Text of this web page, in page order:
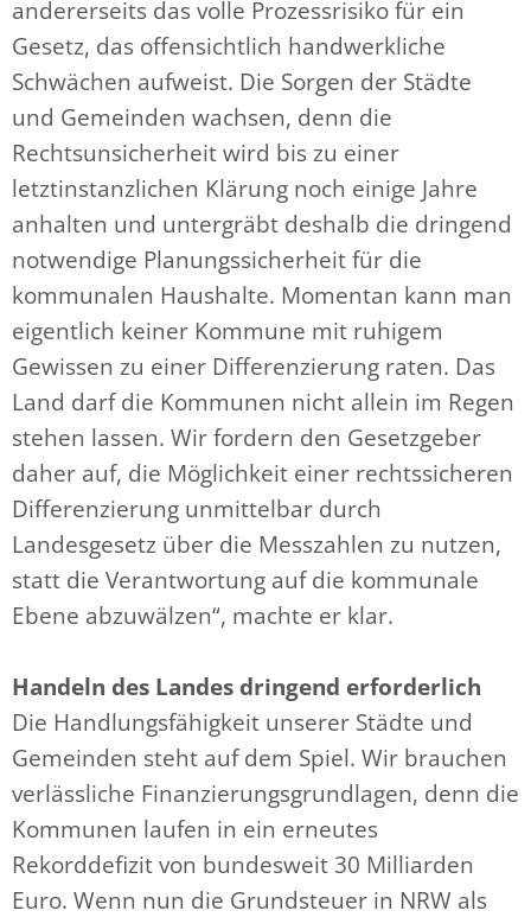
andererseits das volle Prozessrisiko für ein
Gesetz, das offensichtlich handwerkliche
Schwächen aufweist. Die Sorgen der Städte
und Gemeinden wachsen, denn die
Rechtsunsicherheit wird bis zu einer
letztinstanzlichen Klärung noch einige Jahre
anhalten und untergräbt deshalb die dringend
notwendige Planungssicherheit für die
kommunalen Haushalte. Momentan kann man
eigentlich keiner Kommune mit ruhigem
Gewissen zu einer Differenzierung raten. Das
Land darf die Kommunen nicht allein im Regen
stehen lassen. Wir fordern den Gesetzgeber
daher auf, die Möglichkeit einer rechtssicheren
Differenzierung unmittelbar durch
Landesgesetz über die Messzahlen zu nutzen,
statt die Verantwortung auf die kommunale
Ebene abzuwälzen“, machte er klar.
Handeln des Landes dringend erforderlich
Die Handlungsfähigkeit unserer Städte und
Gemeinden steht auf dem Spiel. Wir brauchen
verlässliche Finanzierungsgrundlagen, denn die
Kommunen laufen in ein erneutes
Rekorddefizit von bundesweit 30 Milliarden
Euro. Wenn nun die Grundsteuer in NRW als